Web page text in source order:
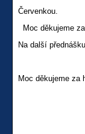
Červenkou.
Moc děkujeme
Na další
Moc děkujeme za